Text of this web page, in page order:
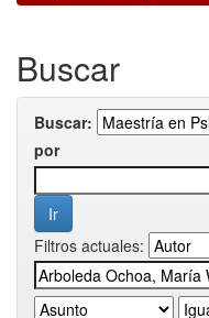
Buscar
Buscar:
por
Filtros actuales: